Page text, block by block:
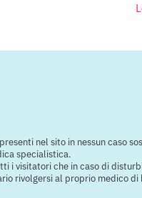
nel sito in nessun caso
specialistica.
i visitatori che in caso di
rivolgersi al proprio medico di